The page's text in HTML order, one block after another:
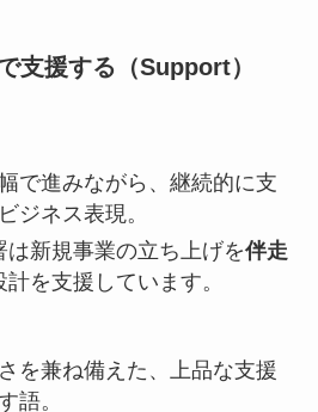
支援する（Support）
で進みながら、継続的に支
ジネス表現。
は新規事業の立ち上げを伴走
計を支援しています。
を兼ね備えた、上品な支援
語。